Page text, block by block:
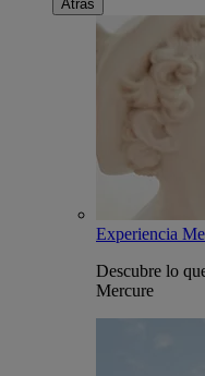
Atrás
Experiencia
Descubre lo
Mercure